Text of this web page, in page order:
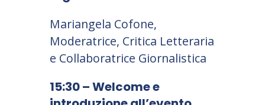
Mariangela Cofone,
Moderatrice, Critica Letteraria
e Collaboratrice Giornalistica
15:30 – Welcome e